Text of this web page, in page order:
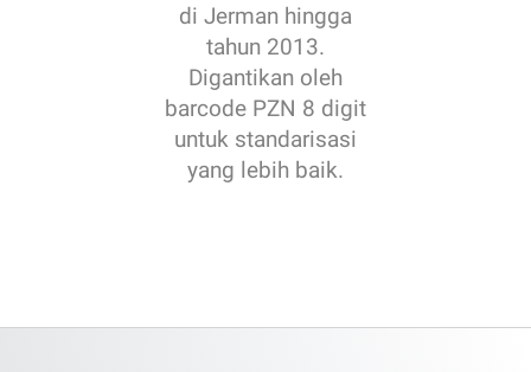
di Jerman hingga
tahun 2013.
Digantikan oleh
barcode PZN 8 digit
untuk standarisasi
yang lebih baik.